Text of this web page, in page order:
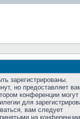
зарегистрированы.
но предоставляет
конференции
для
вам следует
на